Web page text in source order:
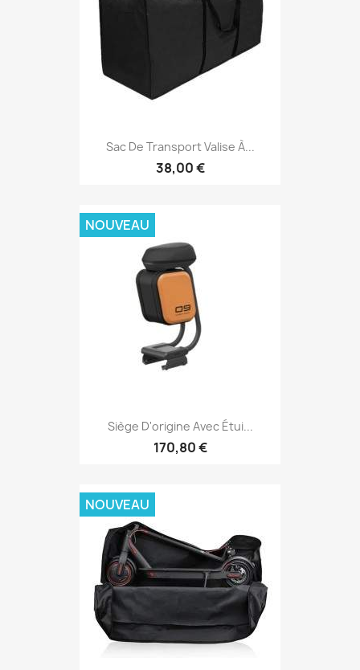
Sac De Transport Valise À...
38,00 €
Siège D'origine Avec Étui...
170,80 €
NOUVEAU
NOUVEAU